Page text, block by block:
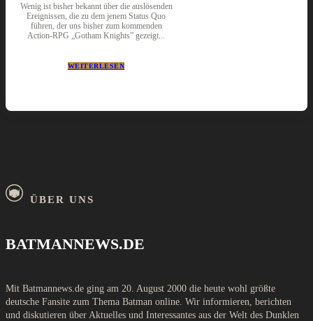
Wenig ist bisher bekannt über die auslösenden
Ereignissen, die zu dem jenem Status Quo
führen, der uns bisher zum kommenden
Action-RPG „Gotham Knights” gezeigt...
WEITERLESEN
ÜBER UNS
BATMANNEWS.DE
Mit Batmannews.de ging am 20. August 2000 die heute wohl größte
deutsche Fansite zum Thema Batman online. Wir informieren, berichten
und diskutieren über Aktuelles und Interessantes aus der Welt des Dunklen